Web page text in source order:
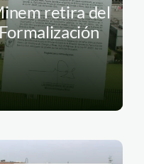
retira del